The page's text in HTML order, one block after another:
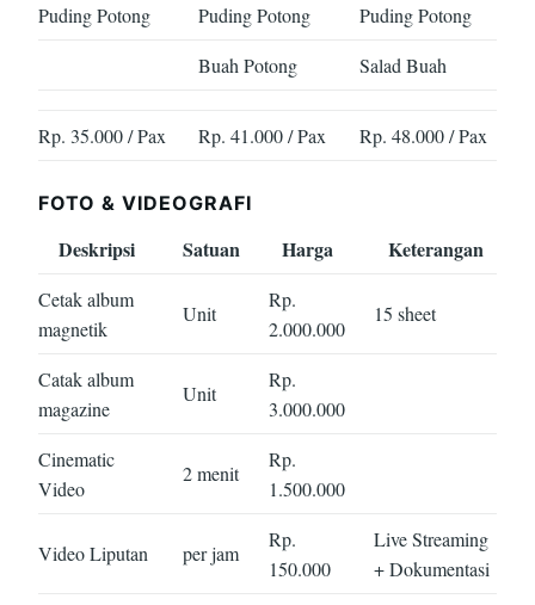
Puding Potong
Puding Potong
Puding Potong
Buah Potong
Salad Buah
Rp. 35.000 / Pax Rp. 41.000 / Pax Rp. 48.000 / Pax
FOTO & VIDEOGRAFI
Deskripsi Satuan Harga Keterangan
Cetak album
magnetik
Unit
Rp.
2.000.000
15 sheet
Catak album
magazine
Unit
Rp.
3.000.000
Cinematic
Video
2 menit
Rp.
1.500.000
Video Liputan per jam
Rp.
150.000
Live Streaming
+ Dokumentasi